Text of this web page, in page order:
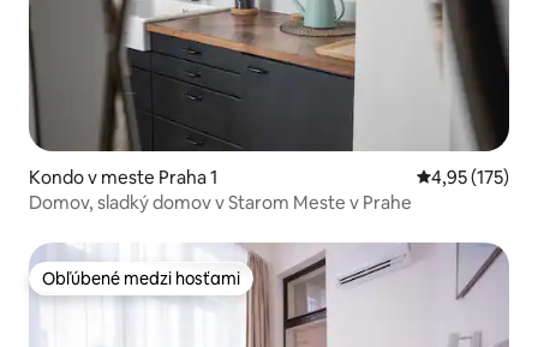
Kondo v meste Praha 1 Priemerné
4,95 (175)
Domov, sladký domov v Starom Meste v Prahe
Obľúbené medzi hosťami
Obľúbené medzi hosťami